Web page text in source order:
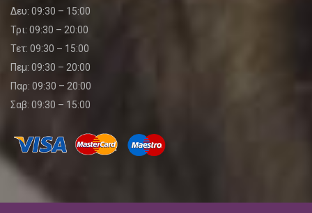
Δευ: 09:30 – 15:00
Τρι: 09:30 – 20:00
Τετ: 09:30 – 15:00
Πεμ: 09:30 – 20:00
Παρ: 09:30 – 20:00
Σαβ: 09:30 – 15:00